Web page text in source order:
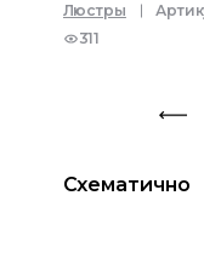
Люстры
311
Схематично